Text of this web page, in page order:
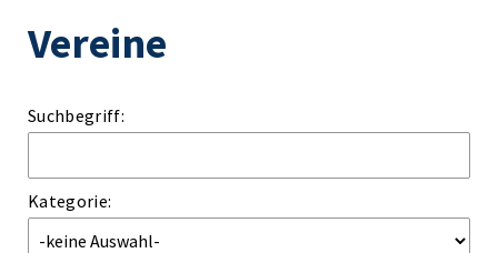
Vereine
Suchbegriff:
Kategorie: